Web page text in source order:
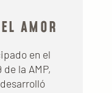
AMOR
en el
la AMP,